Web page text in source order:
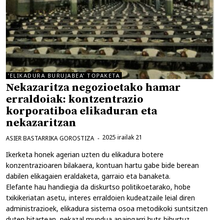
'ELIKADURA BURUJABEA' TOPAKETA
Nekazaritza negozioetako hamar
erraldoiak: kontzentrazio
korporatiboa elikaduran eta
nekazaritzan
2025 irailak 21
ASIER BASTARRIKA GOROSTIZA
Ikerketa honek agerian uzten du elikadura botere
konzentrazioaren bilakaera, kontuan hartu gabe bide berean
dabilen elikagaien eraldaketa, garraio eta banaketa.
Elefante hau handiegia da diskurtso politikoetarako, hobe
txikikeriatan asetu, interes erraldoien kudeatzaile leial diren
administrazioek, elikadura sistema osoa metodikoki suntsitzen